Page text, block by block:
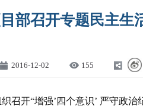
部召开专题民主生
2016-12-02 155
开“增强’四个意识’ 严守政治